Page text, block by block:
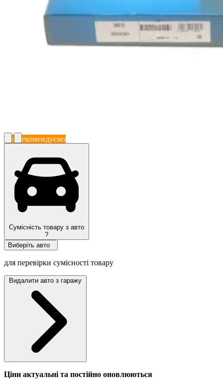
Ми рекомендуємо
Сумісність товару з авто
?
Виберіть авто
для перевірки сумісності товару
Видалити авто з гаражу
Ціни актуальні та постійно оновлюються